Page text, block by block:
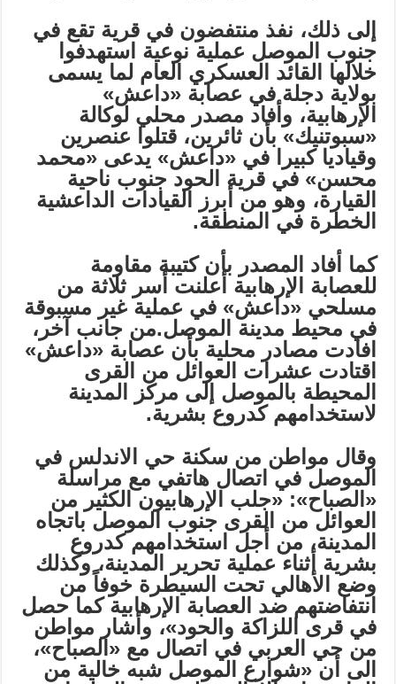
لى ذلك، نفذ منتفضون في قرية تقع في
جنوب الموصل عملية نوعية استهدفوا
خلالها القائد العسكري العام لما يسمى
بولاية دجلة في عصابة «داعش»
الإرهابية، وأفاد مصدر محلي لوكالة
«سبوتنيك» بأن ثائرين، قتلوا عنصرين
وقياديا كبيرا في «داعش» يدعى «محمد
محسن» في قرية الحود جنوب ناحية
القيارة، وهو من أبرز القيادات الداعشية
الخطرة في المنطقة.
كما أفاد المصدر بأن كتيبة مقاومة
للعصابة الإرهابية أعلنت أسر ثلاثة من
مسلحي «داعش» في عملية غير مسبوقة
في محيط مدينة الموصل.من جانب آخر،
افادت مصادر محلية بأن عصابة «داعش»
اقتادت عشرات العوائل من القرى
المحيطة بالموصل إلى مركز المدينة
لاستخدامهم كدروع بشرية.
وقال مواطن من سكنة حي الاندلس في
الموصل في اتصال هاتفي مع مراسلة
«الصباح»: «جلب الإرهابيون الكثير من
العوائل من القرى جنوب الموصل باتجاه
المدينة، من أجل استخدامهم كدروع
بشرية أثناء عملية تحرير المدينة، وكذلك
وضع الأهالي تحت السيطرة خوفاً من
انتفاضتهم ضد العصابة الإرهابية كما حصل
في قرى اللزاكة والحود»، وأشار مواطن
من حي العربي في اتصال مع «الصباح»،
الى أن «شوارع الموصل شبه خالية من